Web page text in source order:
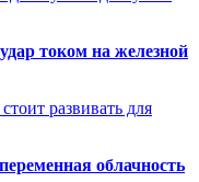
током на железной
развивать для
облачность